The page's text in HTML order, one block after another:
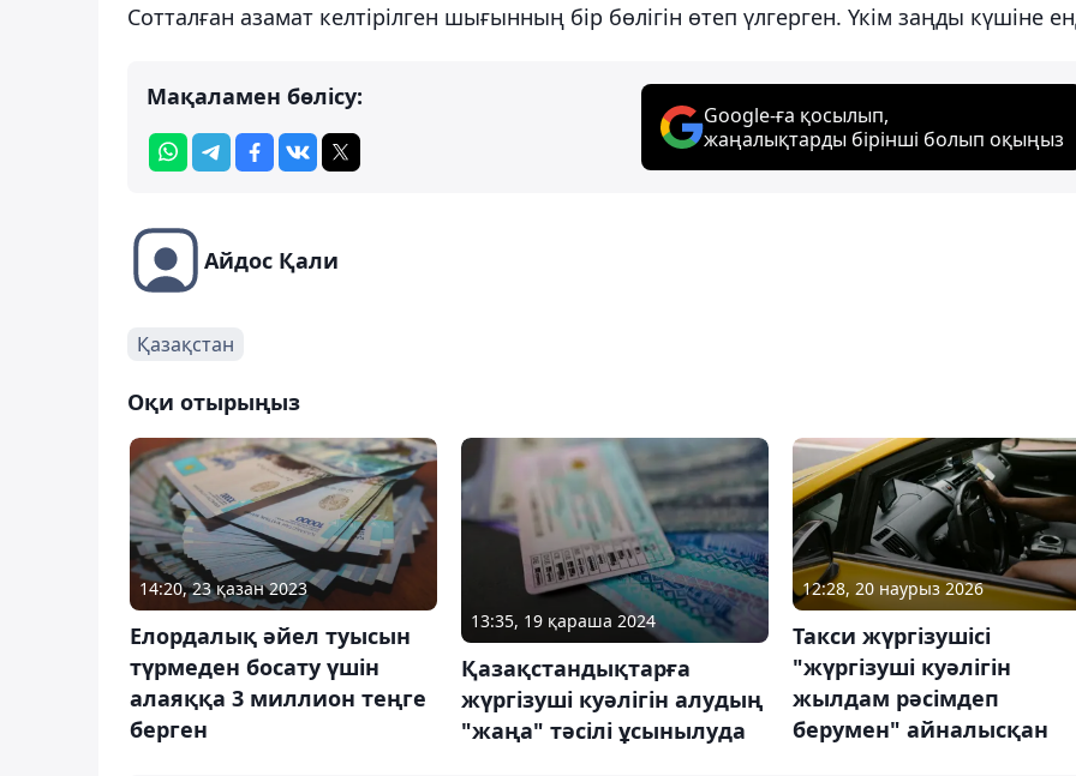
Сотталған азамат келтірілген шығынның бір бөлігін өтеп үлгерген. Үкім заңды күшіне
Мақаламен бөлісу:
Google-ға қосылып,
жаңалықтарды бірінші болып оқыңыз
Айдос Қали
Қазақстан
Оқи отырыңыз
14:20, 23 қазан 2023
Елордалық әйел туысын
түрмеден босату үшін
алаяққа 3 миллион теңге
берген
13:35, 19 қараша 2024
Қазақстандықтарға
жүргізуші куәлігін алудың
"жаңа" тәсілі ұсынылуда
12:28, 20 наурыз 2026
Такси жүргізушісі
"жүргізуші куәлігін
жылдам рәсімдеп
берумен" айналысқан